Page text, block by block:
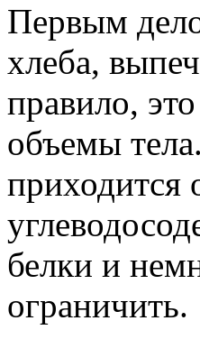
Первым
хлеба,
правило,
объемы
приходится
белки и
ограничить.